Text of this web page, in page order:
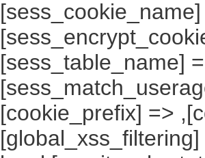
[sess_table_name]
[cookie_prefix] =>